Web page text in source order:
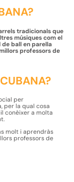
tradicionals que
músiques com el
de ball en parella
professors de
per
per la qual cosa
conèixera molta
molt i aprendràs
professorsde